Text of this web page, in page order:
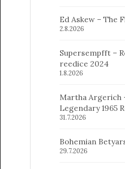
Ed Askew – The
2.8.2026
Supersempfft –
reedice 2024
1.8.2026
Martha Argerich
Legendary 1965
31.7.2026
Bohemian
29.7.2026